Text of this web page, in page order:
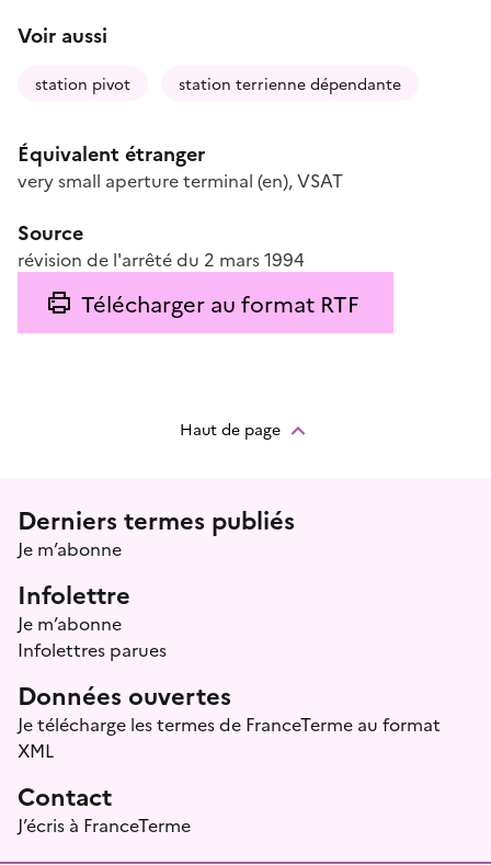
Voir aussi
station pivot station terrienne dépendante
Équivalent étranger
very small aperture terminal (en),VSAT
Source
révision de l'arrêté du 2 mars 1994
Télécharger au format RTF
Haut de page
Menu prefooter
Derniers termes publiés
Je m’abonne
Infolettre
Je m’abonne
Infolettres parues
Données ouvertes
Je télécharge les termes de FranceTerme au format
XML
Contact
J’écris à FranceTerme